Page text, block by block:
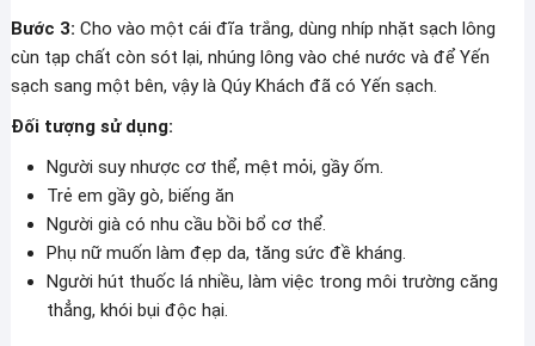
Bước 3: Cho vào một cái đĩa trắng, dùng nhíp nhặt sạch lông
cùn tạp chất còn sót lại, nhúng lông vào ché nước và để Yến
sạch sang một bên, vậy là Qúy Khách đã có Yến sạch.
Đối tượng sử dụng:
Người suy nhược cơ thể, mệt mỏi, gầy ốm.
Trẻ em gầy gò, biếng ăn
Người già có nhu cầu bồi bổ cơ thể.
Phụ nữ muốn làm đẹp da, tăng sức đề kháng.
Người hút thuốc lá nhiều, làm việc trong môi trường căng
thẳng, khói bụi độc hại.